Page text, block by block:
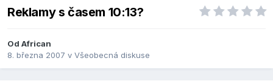
Reklamy s časem 10:13?
Od African
8. března 2007 v Všeobecná diskuse